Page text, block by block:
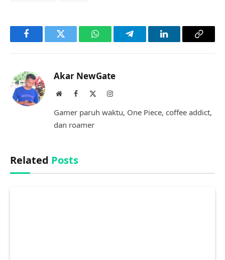
FacebookTwitter WhatsAppTelegramLinkedInCopy
Akar NewGate
WebsiteFacebook Instagram
Gamer paruh waktu, One Piece, coffee addict,
dan roamer
Related Posts